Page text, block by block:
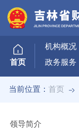
首页
机构概况
政务服务
当前位置：首页
领导简介